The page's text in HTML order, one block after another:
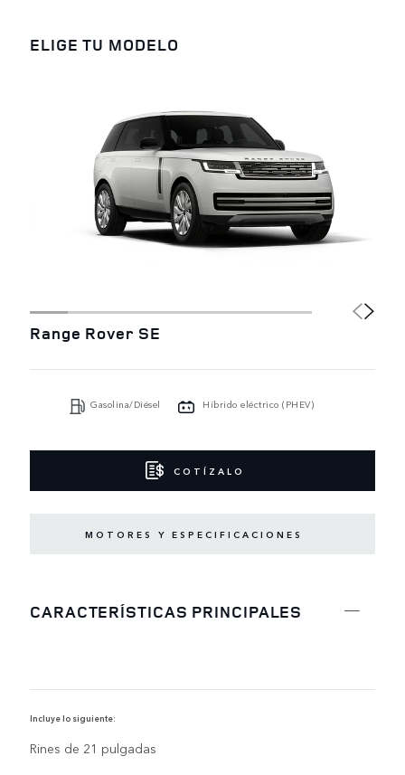
ELIGE TU MODELO
Range Rover SE
Gasolina/Diésel Híbrido eléctrico (PHEV)
COTÍZALO
MOTORES Y ESPECIFICACIONES
CARACTERÍSTICAS PRINCIPALES
Incluye lo siguiente:
Rines de 21 pulgadas